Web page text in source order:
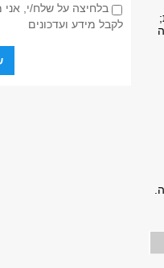
בלחיצה על שלח/י, אני
בלחיצה על שלח/י, אני
לקבל מידע ועדכונים